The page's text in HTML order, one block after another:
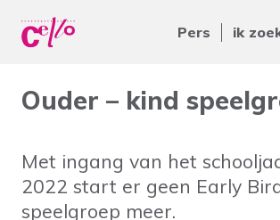
Pers ik
Voor vrijwilligers
Voor verwijzers
Waar kunnen wij jou
helpen?
Ouder – kind
Met ingang van het
2022 start er geen Early
speelgroep meer.